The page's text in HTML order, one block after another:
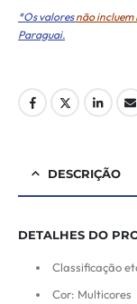
*Os valoresnão incluem
Paraguai.
DESCRIÇÃO
DETALHES DO
Classificação
Cor: Multicores